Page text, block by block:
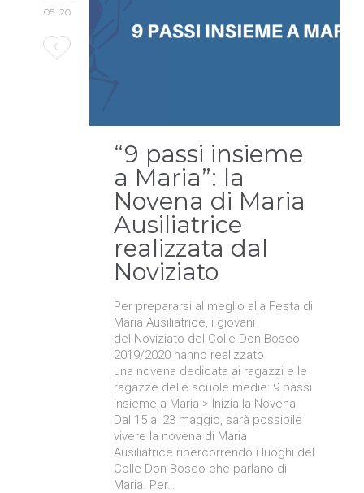
05 '20
Love
0
“9 passi insieme
a Maria”: la
Novena di Maria
Ausiliatrice
realizzata dal
Noviziato
Per prepararsi al meglio alla Festa di
Maria Ausiliatrice, i giovani
del Noviziato del Colle Don Bosco
2019/2020 hanno realizzato
una novena dedicata ai ragazzi e le
ragazze delle scuole medie: 9 passi
insieme a Maria > Inizia la Novena
Dal 15 al 23 maggio, sarà possibile
vivere la novena di Maria
Ausiliatrice ripercorrendo i luoghi del
Colle Don Bosco che parlano di
Maria. Per…